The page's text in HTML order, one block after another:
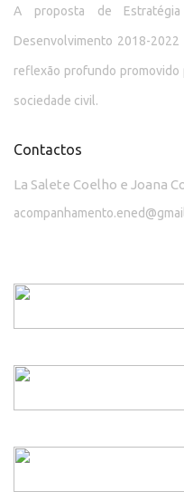
A proposta de
Desenvolvimento 2018-
reflexão profundo promovido
sociedade civil.
Contactos
La Salete Coelho e Joana